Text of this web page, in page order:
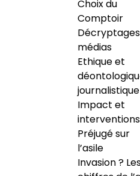
Choix du
Comptoir
Décryptages
médias
Ethique et
journalistique
Impact et
interventions
Préjugé sur
l’asile
Invasion ?